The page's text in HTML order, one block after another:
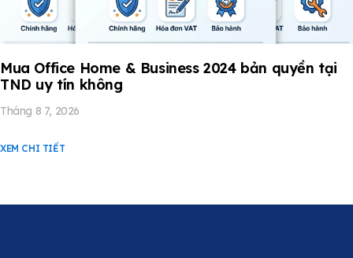
Mua Office Home & Business 2024 bản quyền tại
TND uy tín không
Tháng 8 7, 2026
XEM CHI TIẾT